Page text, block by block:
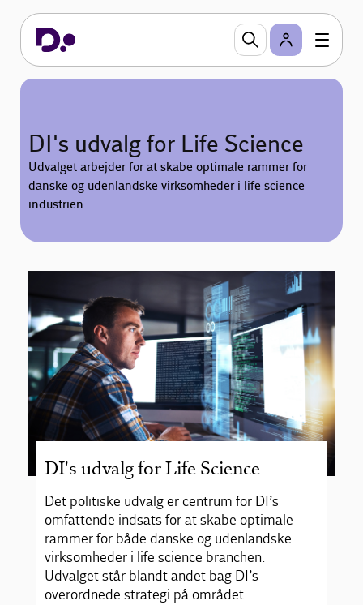
DI's udvalg for Life Science
Udvalget arbejder for at skabe optimale rammer for
danske og udenlandske virksomheder i life science-
industrien.
DI's udvalg for Life Science
Det politiske udvalg er centrum for DI’s
omfattende indsats for at skabe optimale
rammer for både danske og udenlandske
virksomheder i life science branchen.
Udvalget står blandt andet bag DI’s
overordnede strategi på området.